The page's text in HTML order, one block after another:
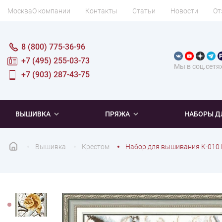
МоскваО компании Контакты Статьи Новости
Мы в
8 (800) 775-36-96
+7 (495) 255-03-73
+7 (903) 287-43-75
ВЫШИВКА ПРЯЖА НАБОРЫ
Вышивка Крестом Набор для вышивания К-